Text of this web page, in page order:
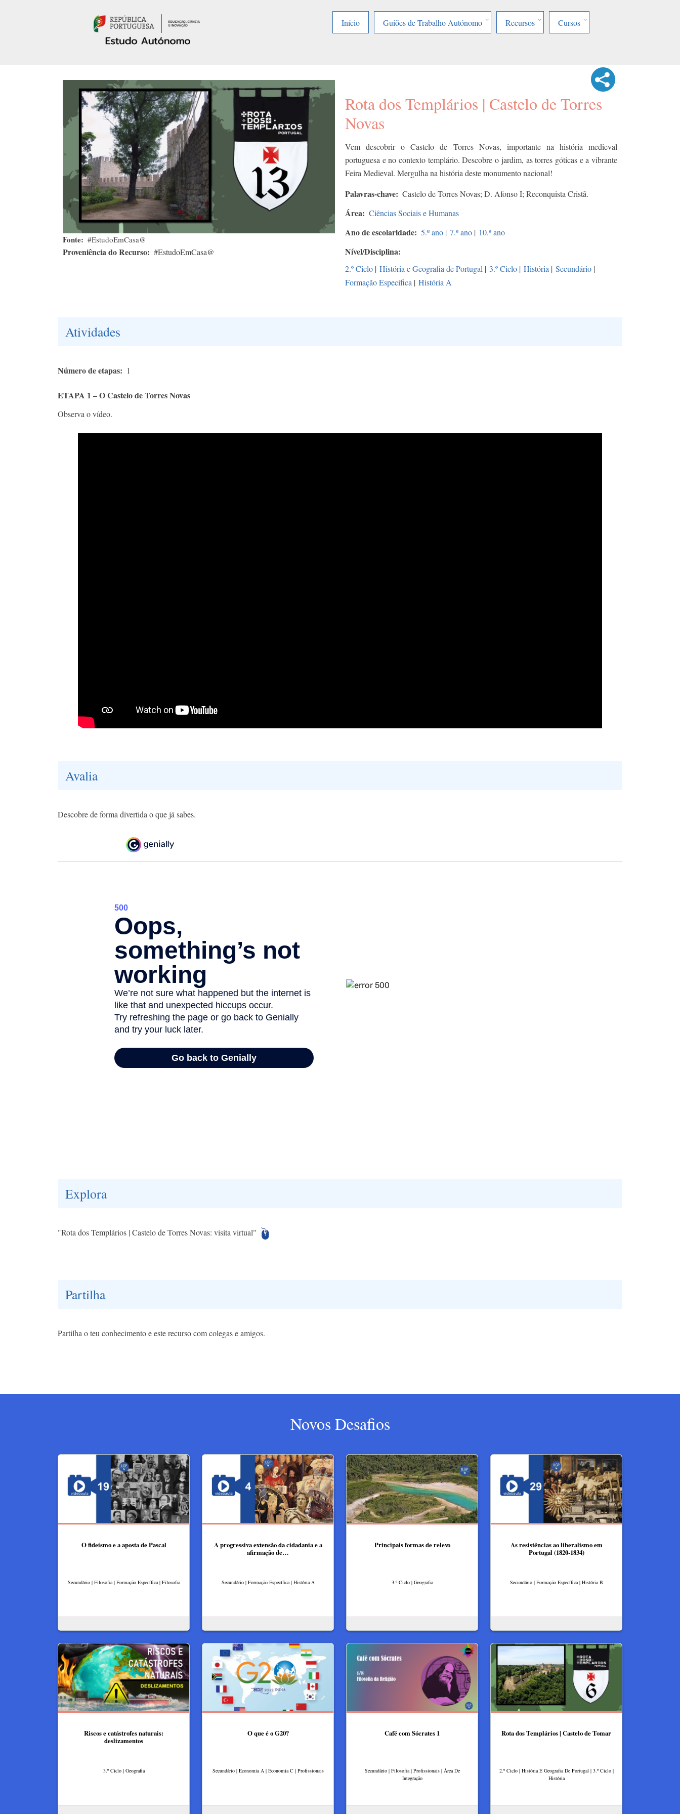
Início
Guiões de Trabalho Autónomo Recursos Cursos
Fonte #EstudoEmCasa@
Proveniência do Recurso #EstudoEmCasa@
Rota dos Templários | Castelo de Torres
Novas
Vem descobrir o Castelo de Torres Novas, importante na história medieval
portuguesa e no contexto templário. Descobre o jardim, as torres góticas e a vibrante
Feira Medieval. Mergulha na história deste monumento nacional!
Palavras-chave Castelo de Torres Novas; D. Afonso I; Reconquista Cristã.
Área Ciências Sociais e Humanas
Ano de escolaridade 5.º ano | 7.º ano | 10.º ano
Nível/Disciplina
2.º Ciclo | História e Geografia de Portugal | 3.º Ciclo | História | Secundário |
Formação Específica | História A
Atividades
Número de etapas 1
ETAPA 1 – O Castelo de Torres Novas
Observa o vídeo.
Avalia
Descobre de forma divertida o que já sabes.
Explora
"Rota dos Templários | Castelo de Torres Novas: visita virtual"
Partilha
Partilha o teu conhecimento e este recurso com colegas e amigos.
Novos Desafios
O fideísmo e a aposta de Pascal
Secundário | Filosofia | Formação Específica | Filosofia
A progressiva extensão da cidadania e a
afirmação de…
Secundário | Formação Específica | História A
Principais formas de relevo
3.º Ciclo | Geografia
As resistências ao liberalismo em
Portugal (1820-1834)
Secundário | Formação Específica | História B
Riscos e catástrofes naturais:
deslizamentos
3.º Ciclo | Geografia
O que é o G20?
Secundário | Economia A | Economia C | Profissionais
Café com Sócrates 1
Secundário | Filosofia | Profissionais | Área De
Integração
Rota dos Templários | Castelo de Tomar
2.º Ciclo | História E Geografia De Portugal | 3.º Ciclo |
História